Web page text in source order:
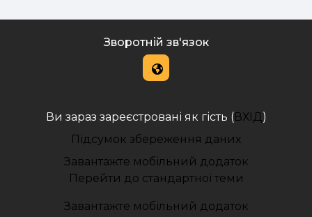
Зворотній зв'язок
Ви зараз зареєстровані як гість (ВХІД )
Підсумок збереження даних
Завантажте мобільний додаток
Перейти до стандартної теми
Завантажте мобільний додаток